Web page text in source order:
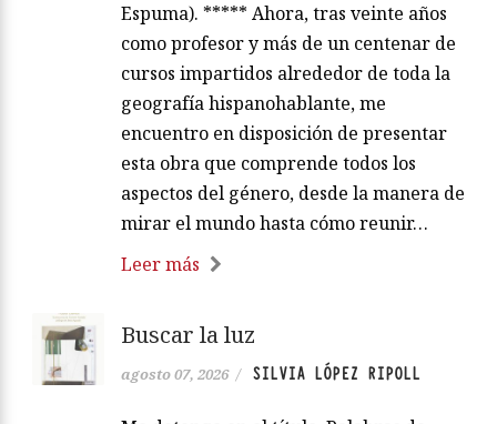
Espuma). ***** Ahora, tras veinte años
como profesor y más de un centenar de
cursos impartidos alrededor de toda la
geografía hispanohablante, me
encuentro en disposición de presentar
esta obra que comprende todos los
aspectos del género, desde la manera de
mirar el mundo hasta cómo reunir…
Leer más
Buscar la luz
agosto 07, 2026 / SILVIA LÓPEZ RIPOLL